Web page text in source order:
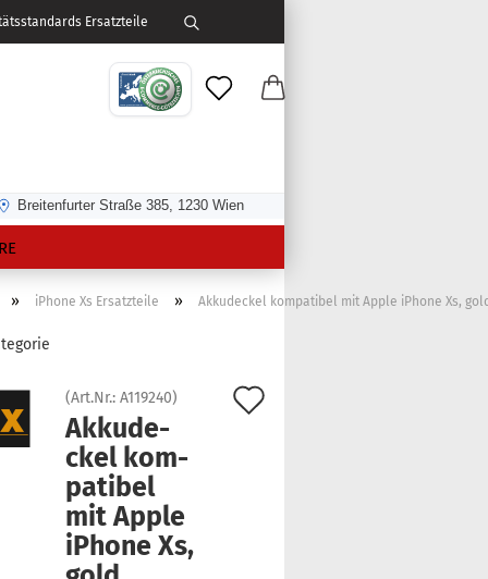
Ersatzteile
Breitenfurter Straße 385, 1230 Wien
» iPhone Xs Ersatzteile » Akkudeckel kompatibel mit Apple iPhone Xs,
(Art.Nr.:A119240)
Ak­ku­de­
ckel kom­
pa­ti­bel
mit Apple
iPho­ne Xs,